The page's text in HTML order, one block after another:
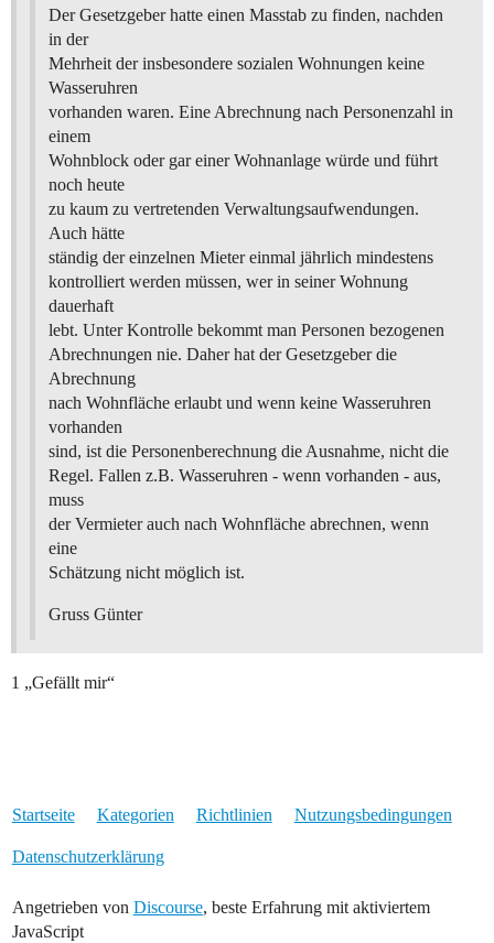
Der Gesetzgeber hatte einen Masstab zu finden, nachden
in der
Mehrheit der insbesondere sozialen Wohnungen keine
Wasseruhren
vorhanden waren. Eine Abrechnung nach Personenzahl in
einem
Wohnblock oder gar einer Wohnanlage würde und führt
noch heute
zu kaum zu vertretenden Verwaltungsaufwendungen.
Auch hätte
ständig der einzelnen Mieter einmal jährlich mindestens
kontrolliert werden müssen, wer in seiner Wohnung
dauerhaft
lebt. Unter Kontrolle bekommt man Personen bezogenen
Abrechnungen nie. Daher hat der Gesetzgeber die
Abrechnung
nach Wohnfläche erlaubt und wenn keine Wasseruhren
vorhanden
sind, ist die Personenberechnung die Ausnahme, nicht die
Regel. Fallen z.B. Wasseruhren - wenn vorhanden - aus,
muss
der Vermieter auch nach Wohnfläche abrechnen, wenn
eine
Schätzung nicht möglich ist.
Gruss Günter
1 „Gefällt mir“
Startseite Kategorien Richtlinien Nutzungsbedingungen
Datenschutzerklärung
Angetrieben von Discourse, beste Erfahrung mit aktiviertem
JavaScript